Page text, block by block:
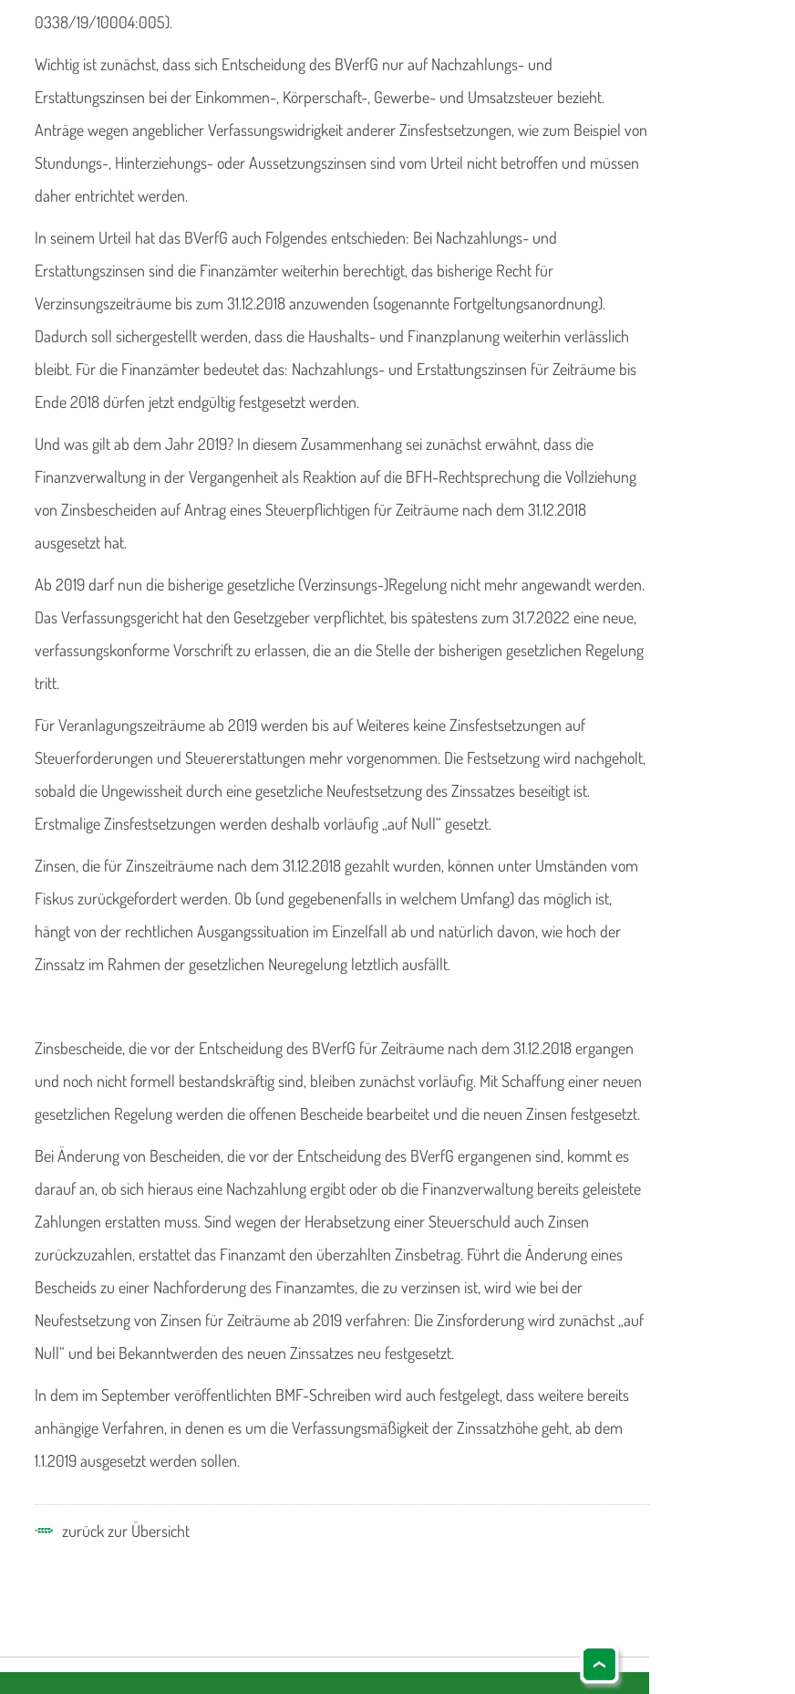
0338/19/10004:005).
Wichtig ist zunächst, dass sich Entscheidung des BVerfG nur auf Nachzahlungs- und
Erstattungszinsen bei der Einkommen-, Körperschaft-, Gewerbe- und Umsatzsteuer bezieht.
Anträge wegen angeblicher Verfassungswidrigkeit anderer Zinsfestsetzungen, wie zum Beispiel von
Stundungs-, Hinterziehungs- oder Aussetzungszinsen sind vom Urteil nicht betroffen und müssen
daher entrichtet werden.
In seinem Urteil hat das BVerfG auch Folgendes entschieden: Bei Nachzahlungs- und
Erstattungszinsen sind die Finanzämter weiterhin berechtigt, das bisherige Recht für
Verzinsungszeiträume bis zum 31.12.2018 anzuwenden (sogenannte Fortgeltungsanordnung).
Dadurch soll sichergestellt werden, dass die Haushalts- und Finanzplanung weiterhin verlässlich
bleibt. Für die Finanzämter bedeutet das: Nachzahlungs- und Erstattungszinsen für Zeiträume bis
Ende 2018 dürfen jetzt endgültig festgesetzt werden.
Und was gilt ab dem Jahr 2019? In diesem Zusammenhang sei zunächst erwähnt, dass die
Finanzverwaltung in der Vergangenheit als Reaktion auf die BFH-Rechtsprechung die Vollziehung
von Zinsbescheiden auf Antrag eines Steuerpflichtigen für Zeiträume nach dem 31.12.2018
ausgesetzt hat.
Ab 2019 darf nun die bisherige gesetzliche (Verzinsungs-)Regelung nicht mehr angewandt werden.
Das Verfassungsgericht hat den Gesetzgeber verpflichtet, bis spätestens zum 31.7.2022 eine neue,
verfassungskonforme Vorschrift zu erlassen, die an die Stelle der bisherigen gesetzlichen Regelung
tritt.
Für Veranlagungszeiträume ab 2019 werden bis auf Weiteres keine Zinsfestsetzungen auf
Steuerforderungen und Steuererstattungen mehr vorgenommen. Die Festsetzung wird nachgeholt,
sobald die Ungewissheit durch eine gesetzliche Neufestsetzung des Zinssatzes beseitigt ist.
Erstmalige Zinsfestsetzungen werden deshalb vorläufig „auf Null“ gesetzt.
Zinsen, die für Zinszeiträume nach dem 31.12.2018 gezahlt wurden, können unter Umständen vom
Fiskus zurückgefordert werden. Ob (und gegebenenfalls in welchem Umfang) das möglich ist,
hängt von der rechtlichen Ausgangssituation im Einzelfall ab und natürlich davon, wie hoch der
Zinssatz im Rahmen der gesetzlichen Neuregelung letztlich ausfällt.
Zinsbescheide, die vor der Entscheidung des BVerfG für Zeiträume nach dem 31.12.2018 ergangen
und noch nicht formell bestandskräftig sind, bleiben zunächst vorläufig. Mit Schaffung einer neuen
gesetzlichen Regelung werden die offenen Bescheide bearbeitet und die neuen Zinsen festgesetzt.
Bei Änderung von Bescheiden, die vor der Entscheidung des BVerfG ergangenen sind, kommt es
darauf an, ob sich hieraus eine Nachzahlung ergibt oder ob die Finanzverwaltung bereits geleistete
Zahlungen erstatten muss. Sind wegen der Herabsetzung einer Steuerschuld auch Zinsen
zurückzuzahlen, erstattet das Finanzamt den überzahlten Zinsbetrag. Führt die Änderung eines
Bescheids zu einer Nachforderung des Finanzamtes, die zu verzinsen ist, wird wie bei der
Neufestsetzung von Zinsen für Zeiträume ab 2019 verfahren: Die Zinsforderung wird zunächst „auf
Null“ und bei Bekanntwerden des neuen Zinssatzes neu festgesetzt.
In dem im September veröffentlichten BMF-Schreiben wird auch festgelegt, dass weitere bereits
anhängige Verfahren, in denen es um die Verfassungsmäßigkeit der Zinssatzhöhe geht, ab dem
1.1.2019 ausgesetzt werden sollen.
zurück zur Übersicht